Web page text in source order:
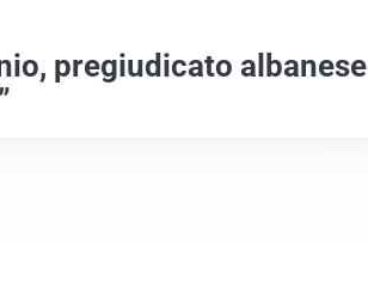
pregiudicato albanese